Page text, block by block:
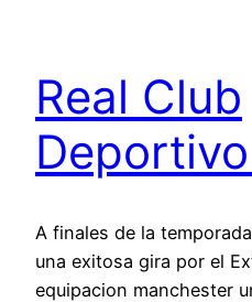
Real Club
A finales de la
una exitosa gira por el
equipacion manchester